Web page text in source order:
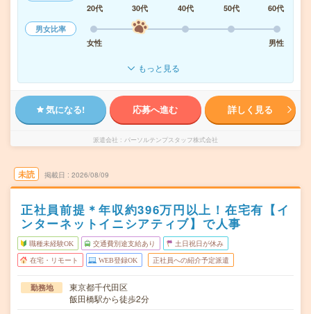
20代
30代 40代 50代
60代
男女比率
女性
男性
もっと見る
気になる! 応募へ進む 詳しく見る
派遣会社 パーソルテンプスタッフ株式会社
未読 掲載日 2026/08/09
正社員前提＊年収約396万円以上！在宅有【イ
ンターネットイニシアティブ】で人事
職種未経験OK 交通費別途支給あり 土日祝日が休み
在宅・リモート WEB登録OK 正社員への紹介予定派遣
勤務地
東京都千代田区
飯田橋駅から徒歩2分